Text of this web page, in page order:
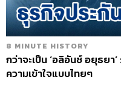
8 MINUTE HISTORY
กว่าจะเป็น ‘อลิอันซ์ อยุธย
ความเข้าใจแบบไทยๆ